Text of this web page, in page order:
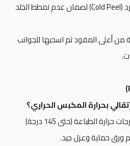
يفضل التقشير البارد (Cold Peel) لضمان عدم تمطط الجلد
من أعلى المقود ثم اسحبها للجوانب
بحرارة المكبس الحراري؟
جواب: الجلد مصمم لتحمل درجات حرارة الطباعة (حتى 145 درجة)
ورق حماية وعزل جيد.